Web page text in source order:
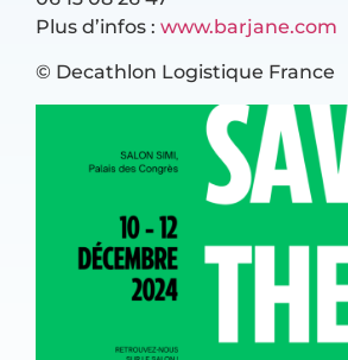
Plus d’infos : www.barjane.com
© Decathlon Logistique France